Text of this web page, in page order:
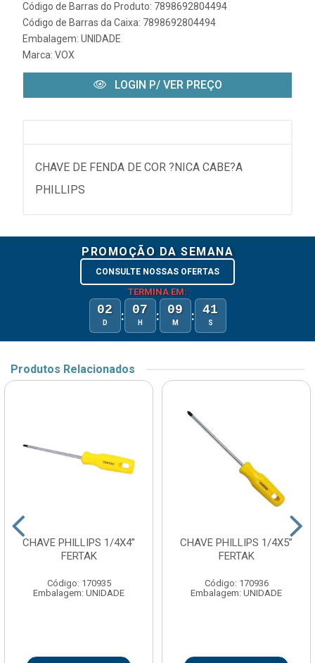
Código de Barras do Produto: 7898692804494
Código de Barras da Caixa: 7898692804494
Embalagem: UNIDADE
Marca: VOX
LOGIN P/ VER PREÇO
CHAVE DE FENDA DE COR ?NICA CABE?A
PHILLIPS
PROMOÇÃO DA SEMANA
CONSULTE NOSSAS OFERTAS
TERMINA EM:
02
D : 07
H : 09
M : 41
S
Produtos Relacionados
CHAVE PHILLIPS 1/4X4”
FERTAK
Código: 170935
Embalagem: UNIDADE
CHAVE PHILLIPS 1/4X5”
FERTAK
Código: 170936
Embalagem: UNIDADE